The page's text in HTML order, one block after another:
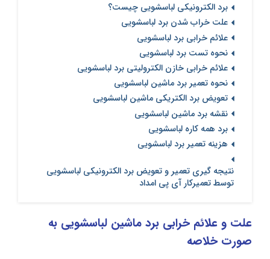
برد الکترونیکی لباسشویی چیست؟
علت خراب شدن برد لباسشویی
علائم خرابی برد لباسشویی
نحوه تست برد لباسشویی
علائم خرابی خازن الکترولیتی برد لباسشویی
نحوه تعمیر برد ماشین لباسشویی
تعویض برد الکتریکی ماشین لباسشویی
نقشه برد ماشین لباسشویی
برد همه کاره لباسشویی
هزینه تعمیر برد لباسشویی
نتیجه گیری تعمیر و تعویض برد الکترونیکی لباسشویی
توسط تعمیرکار آی پی امداد
علت و علائم خرابی برد ماشین لباسشویی به
صورت خلاصه